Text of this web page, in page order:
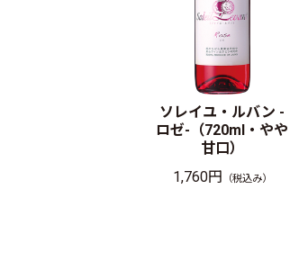
ソレイユ・ルバン -
ロゼ-（720ml・やや
甘口）
1,760円 （税込み）